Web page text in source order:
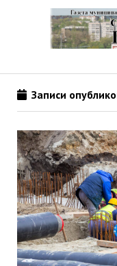
Записи